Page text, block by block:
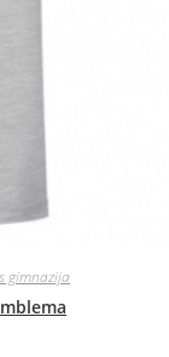
gimnazija